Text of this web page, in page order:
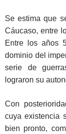
Se estima que
Cáucaso, entre
Entre los años
dominio del
serie de
lograron su
Con
cuya existencia
bien pronto,